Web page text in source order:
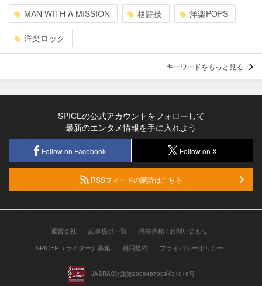
MAN WITH A MISSION 格闘技 洋楽POPS
洋楽ロック
キーワードをもっと見る
SPICEの公式アカウントをフォローして
最新のエンタメ情報を手に入れよう
Follow on Facebook Follow on X
RSSフィードの購読はこちら
運営会社 記事提供一覧
掲載依頼 / お問い合わせ
SPICER（ライター）募集
利用規約 プライバシーポリシー
JASRAC許諾第9008487009Y31018号